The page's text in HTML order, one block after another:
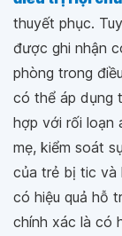
thuyết phục.
được ghi nhận
phòng trong
có thể áp dụng
hợp với rối loạn
mẹ, kiểm soát
của trẻ bị tic và
có hiệu quả hỗ
chính xác là có